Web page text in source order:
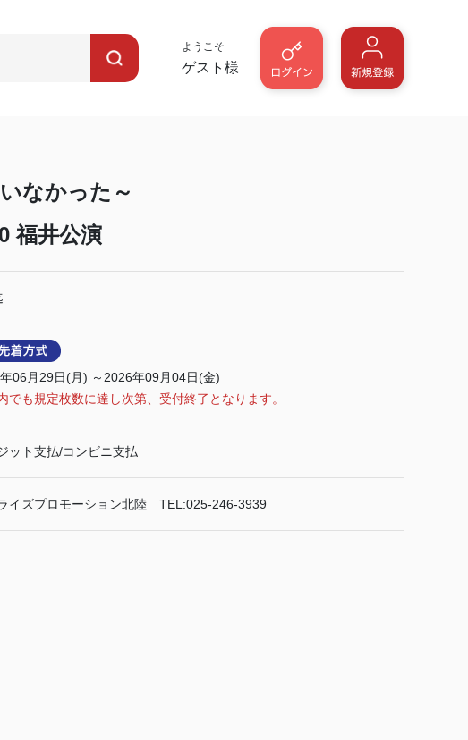
ようこそ
ゲスト様
なかった～
福井公演
06月29日(月) ～2026年09月04日(金)
でも規定枚数に達し次第、受付終了となります。
ット支払/コンビニ支払
イズプロモーション北陸 TEL:025-246-3939